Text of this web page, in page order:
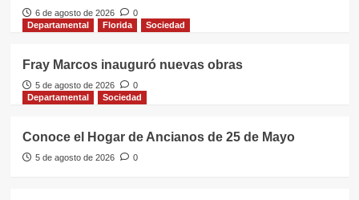
6 de agosto de 2026
0
Departamental
Florida Sociedad
Fray Marcos inauguró nuevas obras
5 de agosto de 2026
0
Departamental
Sociedad
Conoce el Hogar de Ancianos de 25 de Mayo
5 de agosto de 2026 0